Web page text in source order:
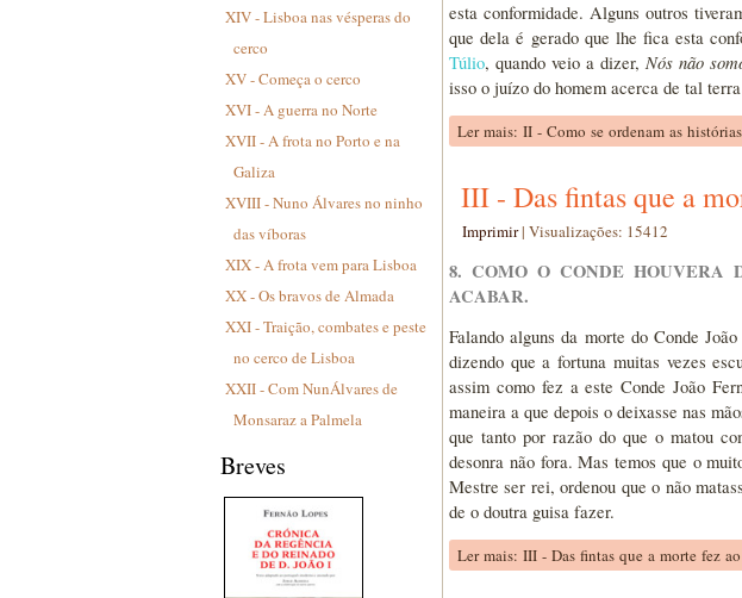
XIV - Lisboa nas vésperas do
cerco
XV - Começa o cerco
XVI - A guerra no Norte
XVII - A frota no Porto e na
Galiza
XVIII - Nuno Álvares no ninho
das víboras
XIX - A frota vem para Lisboa
XX - Os bravos de Almada
XXI - Traição, combates e peste
no cerco de Lisboa
XXII - Com NunÁlvares de
Monsaraz a Palmela
Breves
esta conformidade. Alguns outros
que dela é gerado que lhe fica esta
Túlio, quando veio a dizer, Nós não
isso o juízo do homem acerca de tal
Ler mais: II - Como se ordenam as histórias
III - Das fintas que a
Imprimir| Visualizações: 15412
8. COMO O CONDE HOUVERA
ACABAR.
Falando alguns da morte do Conde
dizendo que a fortuna muitas vezes
assim como fez a este Conde João
maneira a que depois o deixasse nas
que tanto por razão do que o matou
desonra não fora. Mas temos que o
Mestre ser rei, ordenou que o não
de o doutra guisa fazer.
Ler mais: III - Das fintas que a morte fez